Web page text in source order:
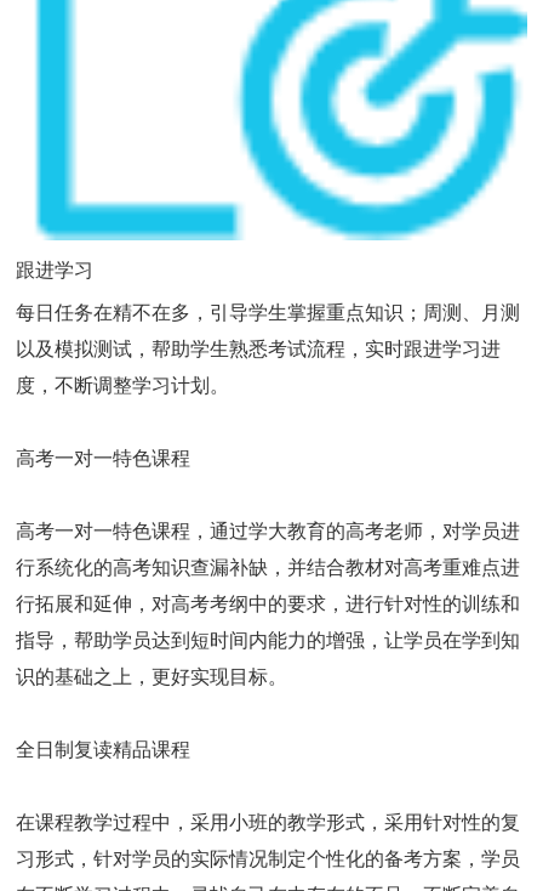
跟进学习
每日任务在精不在多，引导学生掌握重点知识；周测、月测
以及模拟测试，帮助学生熟悉考试流程，实时跟进学习进
度，不断调整学习计划。
高考一对一特色课程
高考一对一特色课程，通过学大教育的高考老师，对学员进
行系统化的高考知识查漏补缺，并结合教材对高考重难点进
行拓展和延伸，对高考考纲中的要求，进行针对性的训练和
指导，帮助学员达到短时间内能力的增强，让学员在学到知
识的基础之上，更好实现目标。
全日制复读精品课程
在课程教学过程中，采用小班的教学形式，采用针对性的复
习形式，针对学员的实际情况制定个性化的备考方案，学员